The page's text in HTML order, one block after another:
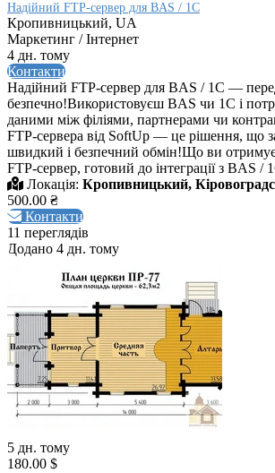
Надійний FTP-сервер для BAS / 1C
Кропивницький, UA
Маркетинг / Інтернет
4 дн. тому
Контакти
Надійний FTP-сервер для BAS / 1C —
безпечно!Використовуєш BAS чи 1С і
даними між філіями, партнерами чи
FTP-сервера від SoftUp — це рішення, що
швидкий і безпечний обмін!Що ви
FTP-сервер, готовий до інтеграції з BAS /
Локація: Кропивницький,
500.00 ₴
Контакти
11 переглядів
Додано 4 дн. тому
5 дн. тому
180.00 $